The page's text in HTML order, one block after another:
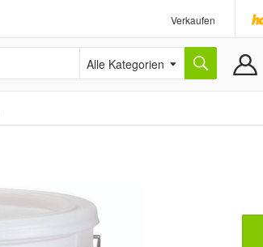
Verkaufen
Alle Kategorien